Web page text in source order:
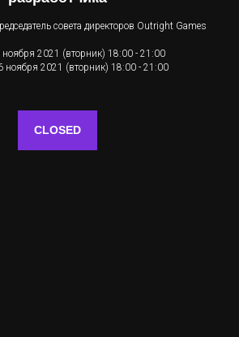
совета директоров Outright Games
ноября 2021 (вторник) 18:00 - 21:00
ноября 2021 (вторник) 18:00 - 21:00
CLOSED